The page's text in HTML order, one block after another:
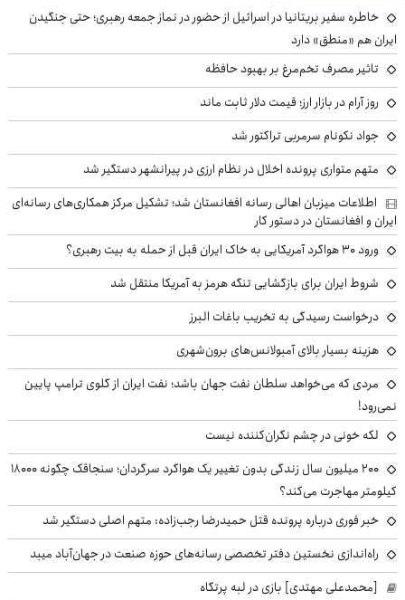
خاطره سفیر بریتانیا در اسرائیل از حضور در نماز جمعه رهبری؛ حتی جنگیدن
ایران هم «منطق» دارد
تاثیر مصرف تخم‌مرغ بر بهبود حافظه
روز آرام در بازار ارز؛ قیمت دلار ثابت ماند
جواد نکونام سرمربی تراکتور شد
متهم متواری پرونده اخلال در نظام ارزی در پیرانشهر دستگیر شد
اطلاعات میزبان اهالی رسانه افغانستان شد؛ تشکیل مرکز همکاری‌های رسانه‌ای
ایران و افغانستان در دستور کار
ورود ۳۰ هواگرد آمریکایی به خاک ایران قبل از حمله به بیت رهبری؟
شروط ایران برای بازگشایی تنگه هرمز به آمریکا منتقل شد
درخواست رسیدگی به تخریب باغات البرز
هزینه بسیار بالای آمبولانس‌های برون‌شهری
مردی که می‌خواهد سلطان نفت جهان باشد؛ نفت ایران از گلوی ترامپ پایین
نمی‌رود!
لکه خونی در چشم نگران‌کننده نیست
۲۰۰ میلیون سال زندگی بدون تغییر یک هواگرد سرگردان؛ سنجاقک‌ چگونه ۱۸۰۰۰
کیلومتر مهاجرت می‌کند؟
خبر فوری درباره پرونده قتل حمیدرضا رجب‌زاده: متهم اصلی دستگیر شد
راه‌اندازی نخستین دفتر تخصصی رسانه‌های حوزه صنعت در جهان‌آباد میبد
[محمدعلی مهتدی] بازی در لبه پرتگاه